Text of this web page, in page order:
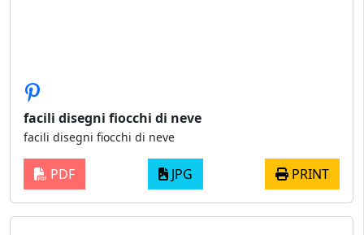
facili disegni fiocchi di neve
facili disegni fiocchi di neve
PDF JPG PRINT